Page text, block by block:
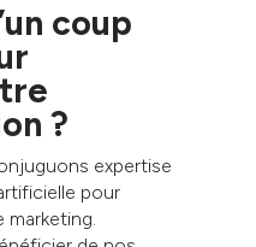
coup
?
expertise
pour